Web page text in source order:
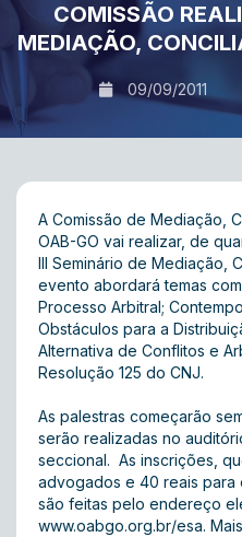
COMISSÃO
MEDIAÇÃO,
09/09/2011
A Comissão de Mediação,
OAB-GO vai realizar, de
III Seminário de Mediação,
evento abordará temas
Processo Arbitral;
Obstáculos para a
Alternativa de Conflitos e
Resolução 125 do CNJ.
As palestras começarão
serão realizadas no
seccional. As inscrições,
advogados e 40 reais para
são feitas pelo endereço
www.oabgo.org.br/esa.